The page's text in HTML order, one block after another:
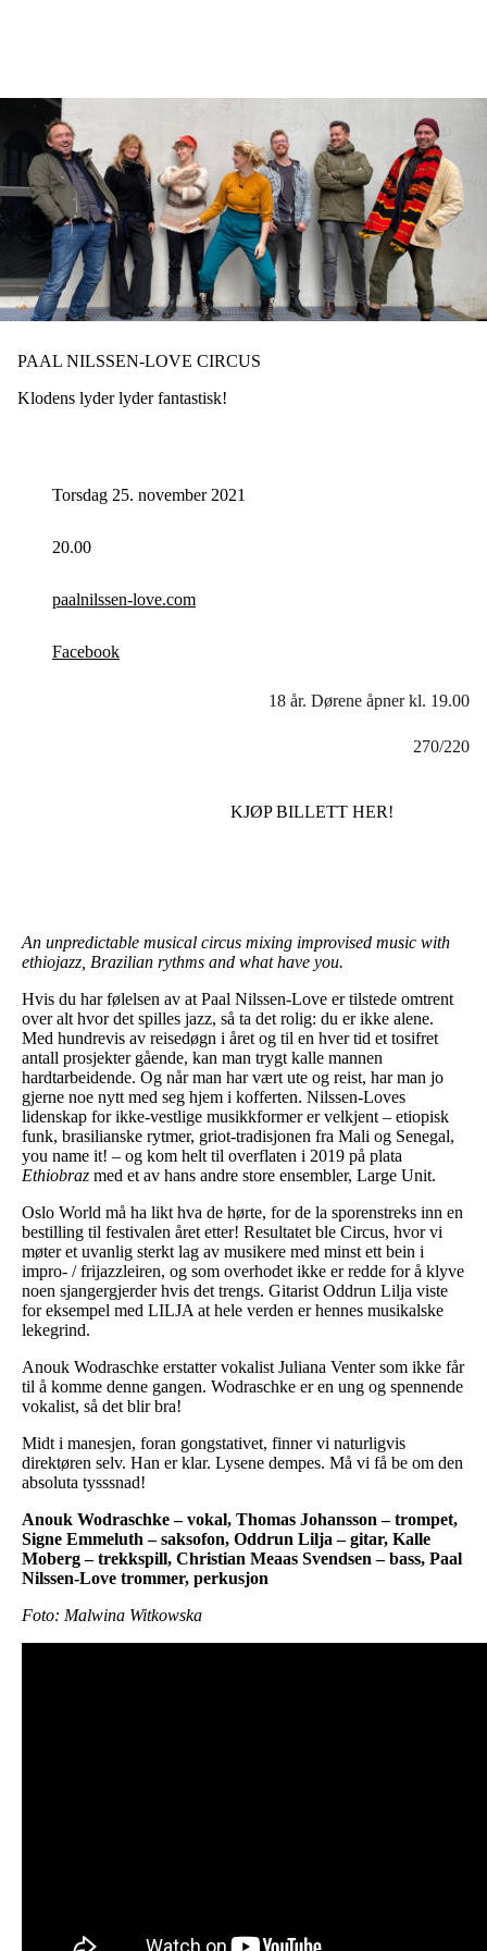
PAAL NILSSEN-LOVE CIRCUS
Klodens lyder lyder fantastisk!
Torsdag 25. november 2021
20.00
paalnilssen-love.com
Facebook
18 år. Dørene åpner kl. 19.00
270/220
KJØP BILLETT HER!
An unpredictable musical circus mixing improvised music with
ethiojazz, Brazilian rythms and what have you.
Hvis du har følelsen av at Paal Nilssen-Love er tilstede omtrent
over alt hvor det spilles jazz, så ta det rolig: du er ikke alene.
Med hundrevis av reisedøgn i året og til en hver tid et tosifret
antall prosjekter gående, kan man trygt kalle mannen
hardtarbeidende. Og når man har vært ute og reist, har man jo
gjerne noe nytt med seg hjem i kofferten. Nilssen-Loves
lidenskap for ikke-vestlige musikkformer er velkjent – etiopisk
funk, brasilianske rytmer, griot-tradisjonen fra Mali og Senegal,
you name it! – og kom helt til overflaten i 2019 på plata
Ethiobraz med et av hans andre store ensembler, Large Unit.
Oslo World må ha likt hva de hørte, for de la sporenstreks inn en
bestilling til festivalen året etter! Resultatet ble Circus, hvor vi
møter et uvanlig sterkt lag av musikere med minst ett bein i
impro- / frijazzleiren, og som overhodet ikke er redde for å klyve
noen sjangergjerder hvis det trengs. Gitarist Oddrun Lilja viste
for eksempel med LILJA at hele verden er hennes musikalske
lekegrind.
Anouk Wodraschke erstatter vokalist Juliana Venter som ikke får
til å komme denne gangen. Wodraschke er en ung og spennende
vokalist, så det blir bra!
Midt i manesjen, foran gongstativet, finner vi naturligvis
direktøren selv. Han er klar. Lysene dempes. Må vi få be om den
absoluta tysssnad!
Anouk Wodraschke – vokal, Thomas Johansson – trompet,
Signe Emmeluth – saksofon, Oddrun Lilja – gitar, Kalle
Moberg – trekkspill, Christian Meaas Svendsen – bass, Paal
Nilssen-Love trommer, perkusjon
Foto: Malwina Witkowska